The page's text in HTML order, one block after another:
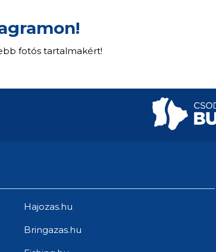
fotós tartalmakért!
Hajozas.hu
Bringazas.hu